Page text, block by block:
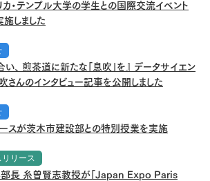
・テンプル大学の学生との国際交流イベント
施しました
い、 煎茶道に新たな「息吹」を』 データサイエン
んのインタビュー記事を公開しました
スが茨木市建設部との特別授業を実施
リリース
長 糸曽賢志教授が「Japan Expo Paris